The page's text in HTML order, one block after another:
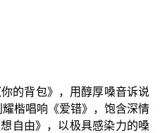
的背包》，用醇厚嗓音诉说
耀楷唱响《爱错》，饱含深情
自由》，以极具感染力的嗓